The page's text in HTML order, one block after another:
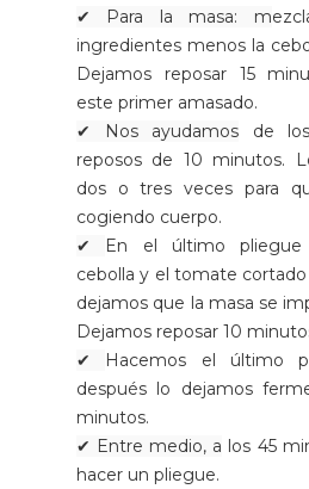
✔ Para la masa: m
ingredientes menos la
Dejamos reposar 15
este primer amasado.
✔ Nos ayudamos de
reposos de 10 minutos.
dos o tres veces para
cogiendo cuerpo.
✔ En el último pliegue
cebolla y el tomate
dejamos que la masa se
Dejamos reposar 10
✔ Hacemos el último
después lo dejamos
minutos.
✔ Entre medio, a los 45
hacer un pliegue.